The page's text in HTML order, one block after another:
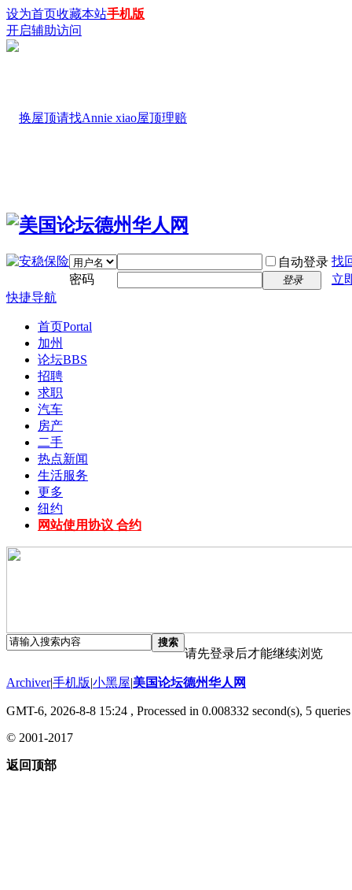
设为首页收藏本站手机版
开启辅助访问
自动登录 找
密码
登录
立
快捷导航
首页Portal
加州
论坛BBS
招聘
求职
汽车
房产
二手
热点新闻
生活服务
更多
纽约
网站使用协议 合约
搜索
请先登录后才能继续浏览
Archiver|手机版|小黑屋|美国论坛德州华人网
GMT-6, 2026-8-8 15:24 , Processed in 0.008332 second(s), 5
© 2001-2017
返回顶部